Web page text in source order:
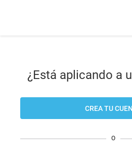
¿Está aplicando a
CREA TU
O